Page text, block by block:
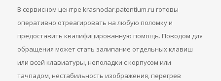
В сервисном центре krasnodar.patentium.ru готовы
оперативно отреагировать на любую поломку и
предоставить квалифицированную помощь. Поводом для
обращения может стать залипание отдельных клавиш
или всей клавиатуры, неполадки с корпусом или
тачпадом, нестабильность изображения, перегрев